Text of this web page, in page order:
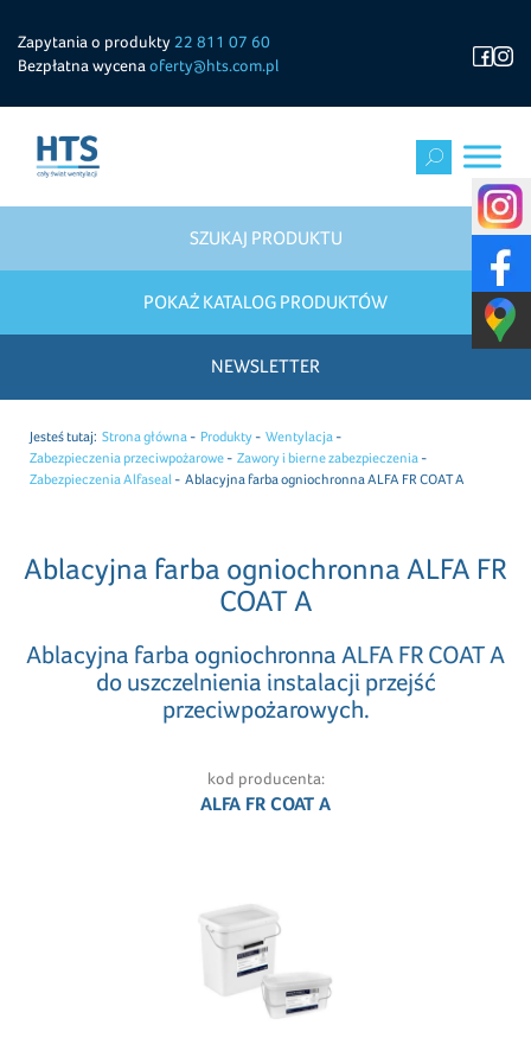
Zapytania o produkty 22 811 07 60
Bezpłatna wycena oferty@hts.com.pl
SZUKAJ PRODUKTU
POKAŻ KATALOG PRODUKTÓW
NEWSLETTER
Jesteś tutaj: Strona główna Produkty
Wentylacja
Zabezpieczenia przeciwpożarowe
Zawory i bierne zabezpieczenia
Zabezpieczenia Alfaseal
Ablacyjna farba ogniochronna ALFA FR COAT A
Ablacyjna farba ogniochronna ALFA FR
COAT A
Ablacyjna farba ogniochronna ALFA FR COAT A
do uszczelnienia instalacji przejść
przeciwpożarowych.
kod producenta:
ALFA FR COAT A